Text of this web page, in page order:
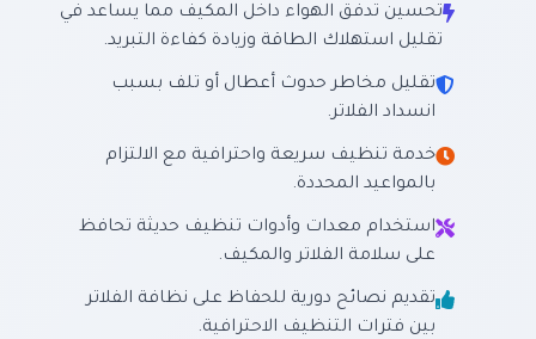
تحسين تدفق الهواء داخل المكيف مما يساعد في
تقليل استهلاك الطاقة وزيادة كفاءة التبريد.
تقليل مخاطر حدوث أعطال أو تلف بسبب
انسداد الفلاتر.
خدمة تنظيف سريعة واحترافية مع الالتزام
بالمواعيد المحددة.
استخدام معدات وأدوات تنظيف حديثة تحافظ
على سلامة الفلاتر والمكيف.
تقديم نصائح دورية للحفاظ على نظافة الفلاتر
بين فترات التنظيف الاحترافية.